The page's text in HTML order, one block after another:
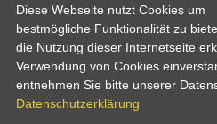
Mittelstraße 38
32683 Barntrup
Tel:
Email:
05263 / 409-0
Diese Webseite nutzt Cookies um
bestmögliche Funktionalität zu
die Nutzung dieser Internetseite
Verwendung von Cookies
entnehmen Sie bitte unserer
Datenschutzerklärung